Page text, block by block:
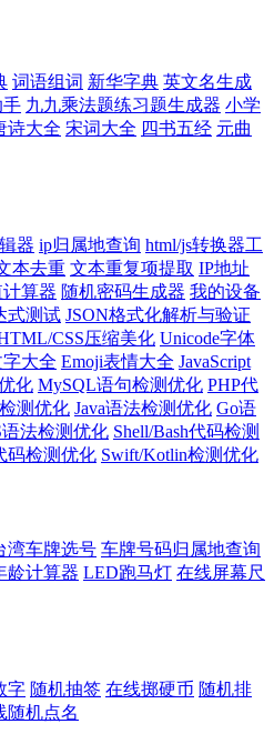
词语组词 新华字典 英文名生成
手 九九乘法题练习题生成器 小学
诗大全 宋词大全 四书五经 元曲
器 ip归属地查询 html/js转换器工
本去重 文本重复项提取 IP地址
算器 随机密码生成器 我的设备
式测试 JSON格式化解析与验证
CSS压缩美化 Unicode字体
字大全 Emoji表情大全 JavaScript
化 MySQL语句检测优化 PHP代
测优化 Java语法检测优化 Go语
法检测优化 Shell/Bash代码检测
码检测优化 Swift/Kotlin检测优化
湾车牌选号 车牌号码归属地查询
龄计算器 LED跑马灯 在线屏幕尺
字 随机抽签 在线掷硬币 随机排
随机点名